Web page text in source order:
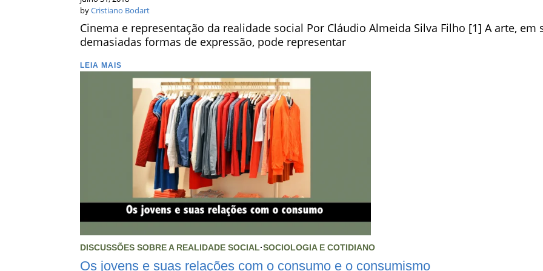
byCristiano Bodart
Cinema e representação da realidade social Por Cláudio Almeida Silva Filho [1] A arte, em
demasiadas formas de expressão, pode representar
LEIA MAIS
DISCUSSÕES SOBRE A REALIDADE SOCIAL·SOCIOLOGIA E COTIDIANO
Os jovens e suas relações com o consumo e o consumismo